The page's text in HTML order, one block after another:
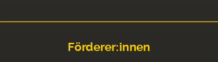
Förderer:innen